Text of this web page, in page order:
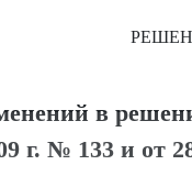
в
г. № 133 и от